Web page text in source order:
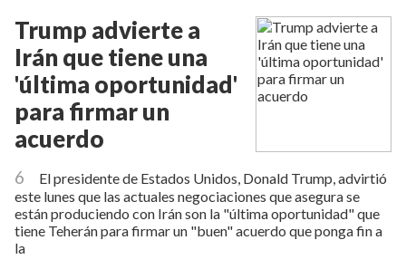
Trump advierte a
Irán que tiene una
'última oportunidad'
para firmar un
acuerdo
6
El presidente de Estados Unidos, Donald Trump, advirtió
este lunes que las actuales negociaciones que asegura se
están produciendo con Irán son la "última oportunidad" que
tiene Teherán para firmar un "buen" acuerdo que ponga fin a
la